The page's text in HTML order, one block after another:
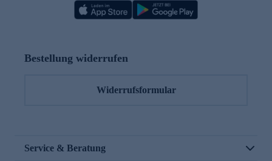
Bestellung widerrufen
Widerrufsformular
Service & Beratung